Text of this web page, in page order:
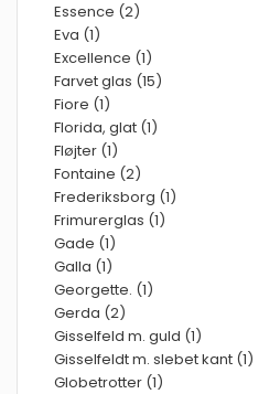
Essence (2)
Eva (1)
Excellence (1)
Farvet glas (15)
Fiore (1)
Florida, glat (1)
Fløjter (1)
Fontaine (2)
Frederiksborg (1)
Frimurerglas (1)
Gade (1)
Galla (1)
Georgette. (1)
Gerda (2)
Gisselfeld m. guld (1)
Gisselfeldt m. slebet kant (1)
Globetrotter (1)